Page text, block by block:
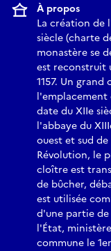
À propos
La création de
siècle (charte
monastère se
est reconstruit
1157. Un
l'emplacement
date du XIIe
l'abbaye du
ouest et sud
Révolution, le
cloître est
de bûcher,
est utilisée
d'une partie
l'État,
commune le